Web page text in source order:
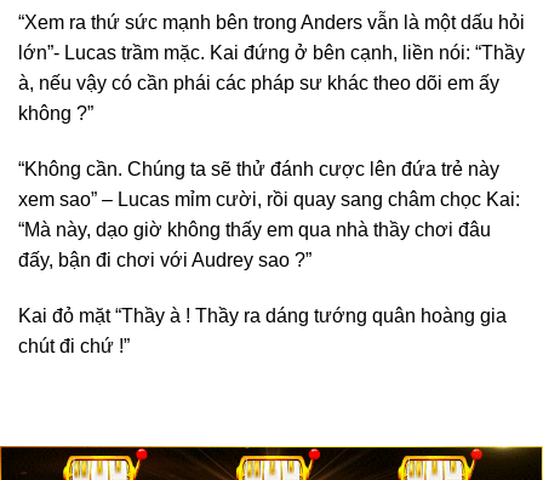
“Xem ra thứ sức mạnh bên trong Anders vẫn là một dấu hỏi
lớn”- Lucas trầm mặc. Kai đứng ở bên cạnh, liền nói: “Thầy
à, nếu vậy có cần phái các pháp sư khác theo dõi em ấy
không ?”
“Không cần. Chúng ta sẽ thử đánh cược lên đứa trẻ này
xem sao” – Lucas mỉm cười, rồi quay sang châm chọc Kai:
“Mà này, dạo giờ không thấy em qua nhà thầy chơi đâu
đấy, bận đi chơi với Audrey sao ?”
Kai đỏ mặt “Thầy à ! Thầy ra dáng tướng quân hoàng gia
chút đi chứ !”